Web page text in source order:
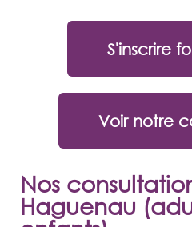
S'inscrire
Voir notre
Nos
Haguenau